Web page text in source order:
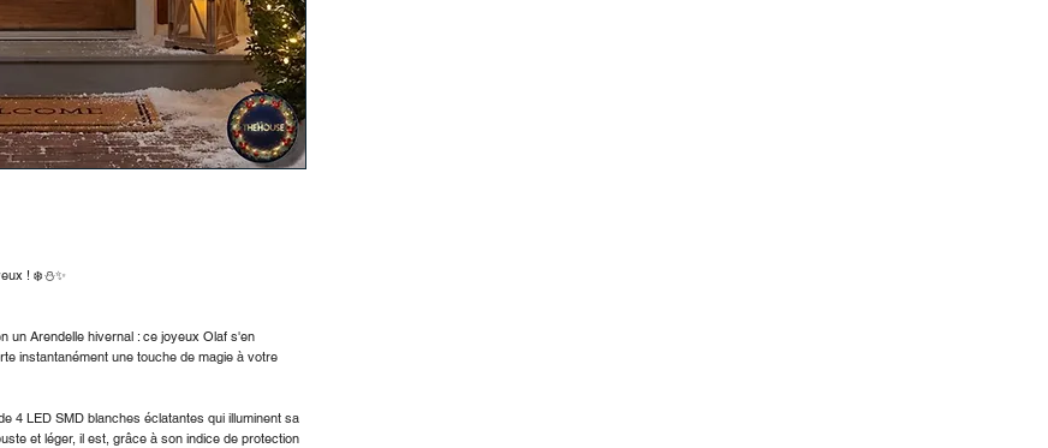
! ❄️⛄️✨
un Arendelle hivernal : ce joyeux Olaf s'en
instantanément une touche de magie à votre
4 LED SMD blanches éclatantes qui illuminent sa
et léger, il est, grâce à son indice de protection